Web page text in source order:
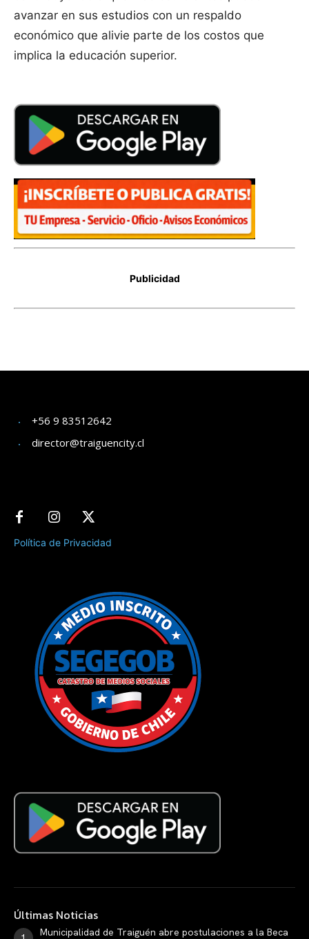
+56 9 83512642
director@traiguencity.cl
Política de Privacidad
Últimas Noticias
Municipalidad de Traiguén abre postulaciones a la Beca